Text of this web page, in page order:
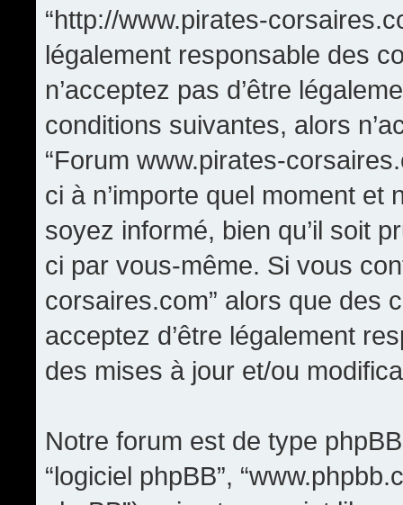
“http://www.pirates-
légalement responsable des
n’acceptez pas d’être
conditions suivantes, alors
“Forum www.pirates-
ci à n’importe quel moment
soyez informé, bien qu’il soit
ci par vous-même. Si vous
corsaires.com” alors que des
acceptez d’être légalement
des mises à jour et/ou
Notre forum est de type phpBB
“logiciel phpBB”,